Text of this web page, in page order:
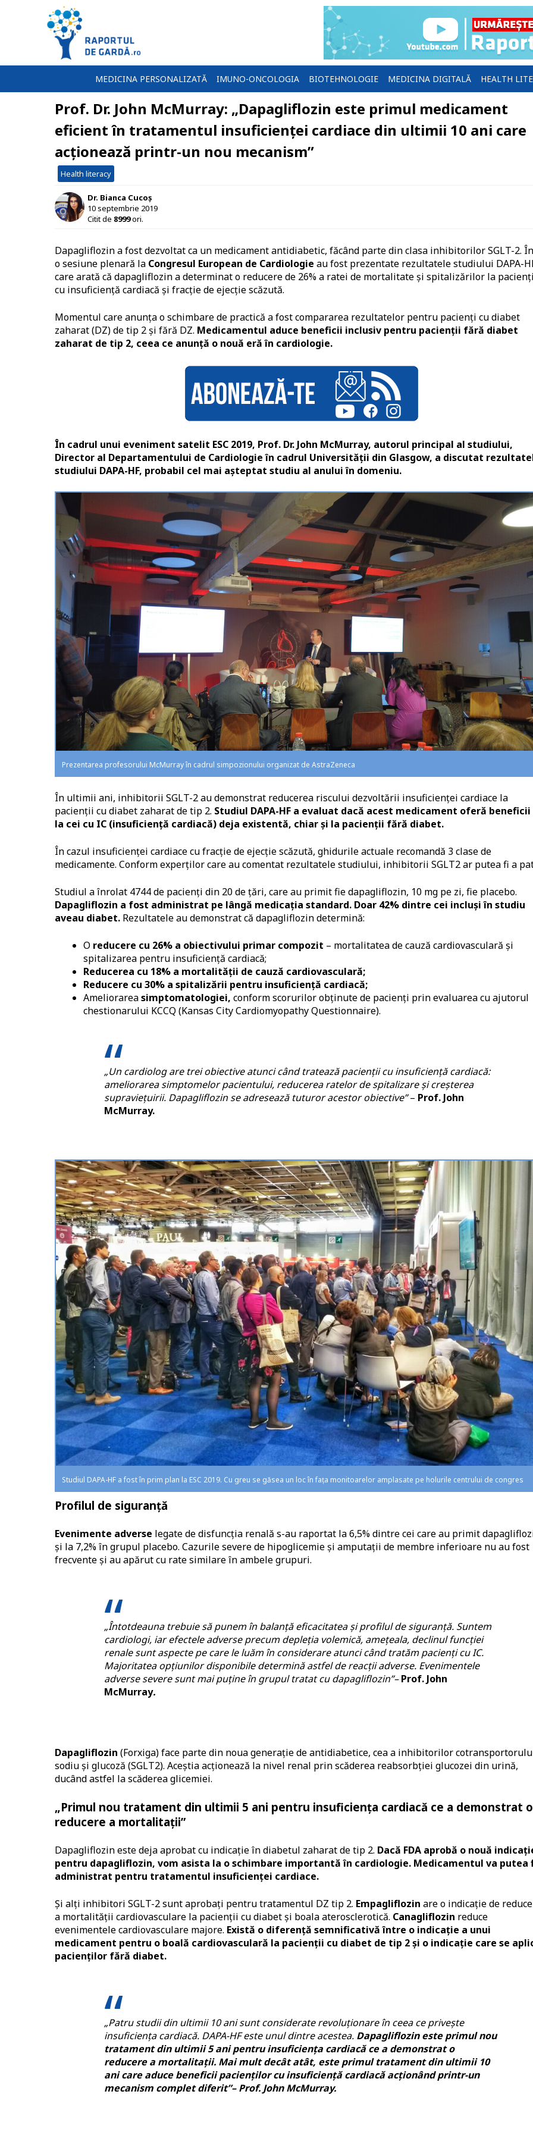
MEDICINA PERSONALIZATĂ IMUNO-ONCOLOGIA BIOTEHNOLOGIE MEDICINA DIGITALĂ HEALTH
Prof. Dr. John McMurray: „Dapagliflozin este primul medicament
eficient în tratamentul insuficienței cardiace din ultimii 10 ani care
acționează printr-un nou mecanism”
Health literacy
Dr. Bianca Cucoș
10 septembrie 2019
Citit de 8999ori.
Dapagliflozin a fost dezvoltat ca un medicament antidiabetic, făcând parte din clasa inhibitorilor SGLT-2.
o sesiune plenară la Congresul European de Cardiologie au fost prezentate rezultatele studiului DAPA-
care arată că dapagliflozin a determinat o reducere de 26% a ratei de mortalitate și spitalizărilor la
cu insuficiență cardiacă și fracție de ejecție scăzută.
Momentul care anunța o schimbare de practică a fost compararea rezultatelor pentru pacienți cu diabet
zaharat (DZ) de tip 2 și fără DZ. Medicamentul aduce beneficii inclusiv pentru pacienții fără diabet
zaharat de tip 2, ceea ce anunță o nouă eră în cardiologie.
În cadrul unui eveniment satelit ESC 2019, Prof. Dr. John McMurray, autorul principal al studiului,
Director al Departamentului de Cardiologie în cadrul Universității din Glasgow, a discutat
studiului DAPA-HF, probabil cel mai așteptat studiu al anului în domeniu.
Prezentarea profesorului McMurray în cadrul simpozionului organizat de AstraZeneca
În ultimii ani, inhibitorii SGLT-2 au demonstrat reducerea riscului dezvoltării insuficienței cardiace la
pacienții cu diabet zaharat de tip 2. Studiul DAPA-HF a evaluat dacă acest medicament oferă beneficii
la cei cu IC (insuficiență cardiacă) deja existentă, chiar și la pacienții fără diabet.
În cazul insuficienței cardiace cu fracție de ejecție scăzută, ghidurile actuale recomandă 3 clase de
medicamente. Conform experților care au comentat rezultatele studiului, inhibitorii SGLT2 ar putea fi a
Studiul a înrolat 4744 de pacienți din 20 de țări, care au primit fie dapagliflozin, 10 mg pe zi, fie placebo.
Dapagliflozin a fost administrat pe lângă medicația standard. Doar 42% dintre cei incluși în studiu
aveau diabet. Rezultatele au demonstrat că dapagliflozin determină:
O reducere cu 26% a obiectivului primar compozit – mortalitatea de cauză cardiovasculară și
spitalizarea pentru insuficiență cardiacă;
Reducerea cu 18% a mortalității de cauză cardiovasculară;
Reducere cu 30% a spitalizării pentru insuficiență cardiacă;
Ameliorareasimptomatologiei, conform scorurilor obținute de pacienți prin evaluarea cu ajutorul
chestionarului KCCQ (Kansas City Cardiomyopathy Questionnaire).
„Un cardiolog are trei obiective atunci când tratează pacienții cu insuficiență cardiacă:
ameliorarea simptomelor pacientului, reducerea ratelor de spitalizare și creșterea
supraviețuirii. Dapagliflozin se adresează tuturor acestor obiective”– Prof. John
McMurray.
Studiul DAPA-HF a fost în prim plan la ESC 2019. Cu greu se găsea un loc în fața monitoarelor amplasate pe holurile centrului de congres
Profilul de siguranță
Evenimente adverse legate de disfuncția renală s-au raportat la 6,5% dintre cei care au primit
și la 7,2% în grupul placebo. Cazurile severe de hipoglicemie și amputații de membre inferioare nu au fost
frecvente și au apărut cu rate similare în ambele grupuri.
„Întotdeauna trebuie să punem în balanță eficacitatea și profilul de siguranță. Suntem
cardiologi, iar efectele adverse precum depleția volemică, amețeala, declinul funcției
renale sunt aspecte pe care le luăm în considerare atunci când tratăm pacienți cu IC.
Majoritatea opțiunilor disponibile determină astfel de reacții adverse. Evenimentele
adverse severe sunt mai puține în grupul tratat cu dapagliflozin”–Prof. John
McMurray.
Dapagliflozin (Forxiga) face parte din noua generație de antidiabetice, cea a inhibitorilor
sodiu și glucoză (SGLT2). Aceștia acționează la nivel renal prin scăderea reabsorbției glucozei din urină,
ducând astfel la scăderea glicemiei.
„Primul nou tratament din ultimii 5 ani pentru insuficiența cardiacă ce a demonstrat o
reducere a mortalitații”
Dapagliflozin este deja aprobat cu indicație în diabetul zaharat de tip 2. Dacă FDA aprobă o nouă
pentru dapagliflozin, vom asista la o schimbare importantă în cardiologie. Medicamentul va putea
administrat pentru tratamentul insuficienței cardiace.
Și alți inhibitori SGLT-2 sunt aprobați pentru tratamentul DZ tip 2. Empagliflozin are o indicație de
a mortalității cardiovasculare la pacienții cu diabet și boala aterosclerotică. Canagliflozin reduce
evenimentele cardiovasculare majore. Există o diferență semnificativă între o indicație a unui
medicament pentru o boală cardiovasculară la pacienții cu diabet de tip 2 și o indicație care se
pacienților fără diabet.
„Patru studii din ultimii 10 ani sunt considerate revoluționare în ceea ce privește
insuficiența cardiacă. DAPA-HF este unul dintre acestea. Dapagliflozin este primul nou
tratament din ultimii 5 ani pentru insuficiența cardiacă ce a demonstrat o
reducere a mortalitații. Mai mult decât atât, este primul tratament din ultimii 10
ani care aduce beneficii pacienților cu insuficiență cardiacă acționând printr-un
mecanism complet diferit”– Prof. John McMurray.